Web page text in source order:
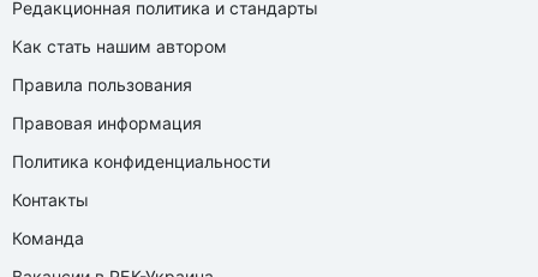
Редакционная политика и стандарты
Как стать нашим автором
Правила пользования
Правовая информация
Политика конфиденциальности
Контакты
Команда